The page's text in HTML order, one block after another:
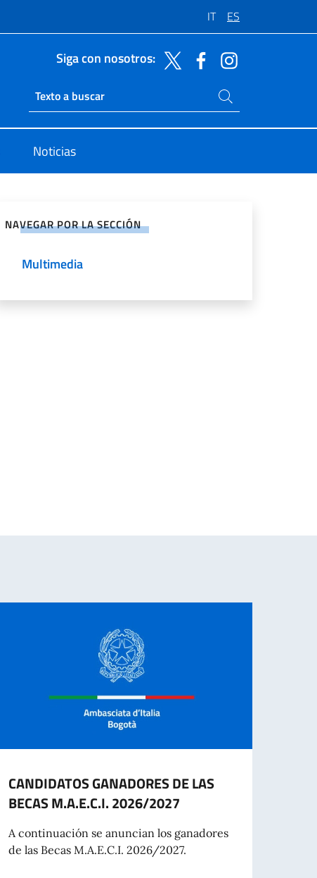
IT ES
Siga con nosotros:
Ricerca sito live
Buscar en el sitio
Noticias
NAVEGAR POR LA SECCIÓN
Multimedia
CANDIDATOS GANADORES DE LAS
BECAS M.A.E.C.I. 2026/2027
A continuación se anuncian los ganadores
de las Becas M.A.E.C.I. 2026/2027.